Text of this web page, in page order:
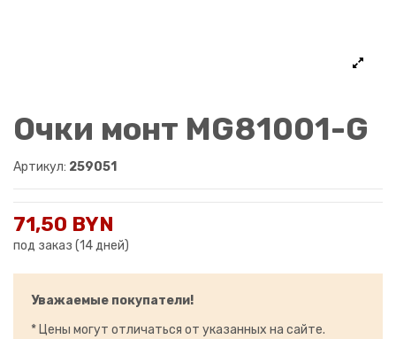
Очки монт MG81001-G
Артикул: 259051
71,50 BYN
под заказ (14 дней)
Уважаемые покупатели!
* Цены могут отличаться от указанных на сайте.